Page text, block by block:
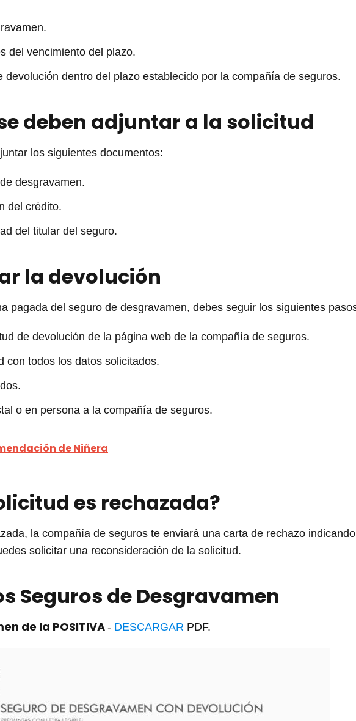
del vencimiento del plazo.
devolución dentro del plazo establecido por la compañía de seguros.
deben adjuntar a la solicitud
los siguientes documentos:
desgravamen.
del crédito.
del titular del seguro.
la devolución
pagada del seguro de desgravamen, debes seguir los siguientes
de devolución de la página web de la compañía de seguros.
con todos los datos solicitados.
o en persona a la compañía de seguros.
de Niñera
es rechazada?
la compañía de seguros te enviará una carta de rechazo
solicitar una reconsideración de la solicitud.
Seguros de Desgravamen
de la POSITIVA - DESCARGAR PDF.